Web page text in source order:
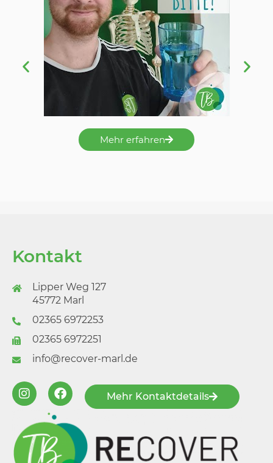
Mehr erfahren
Kontakt
Lipper Weg 127
45772 Marl
02365 6972253
02365 6972251
info@recover-marl.de
Mehr Kontaktdetails